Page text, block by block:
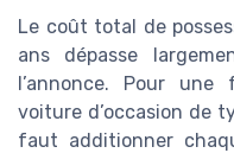
Le coût total de
ans dépasse
l’annonce. Pour
voiture d’occasion de
faut additionner